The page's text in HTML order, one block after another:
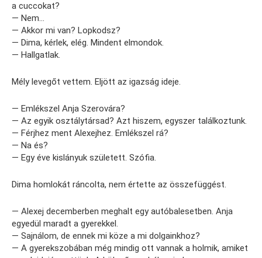
a cuccokat?
— Nem…
— Akkor mi van? Lopkodsz?
— Dima, kérlek, elég. Mindent elmondok.
— Hallgatlak.
Mély levegőt vettem. Eljött az igazság ideje.
— Emlékszel Anja Szerovára?
— Az egyik osztálytársad? Azt hiszem, egyszer találkoztunk.
— Férjhez ment Alexejhez. Emlékszel rá?
— Na és?
— Egy éve kislányuk született. Szófia.
Dima homlokát ráncolta, nem értette az összefüggést.
— Alexej decemberben meghalt egy autóbalesetben. Anja
egyedül maradt a gyerekkel.
— Sajnálom, de ennek mi köze a mi dolgainkhoz?
— A gyerekszobában még mindig ott vannak a holmik, amiket